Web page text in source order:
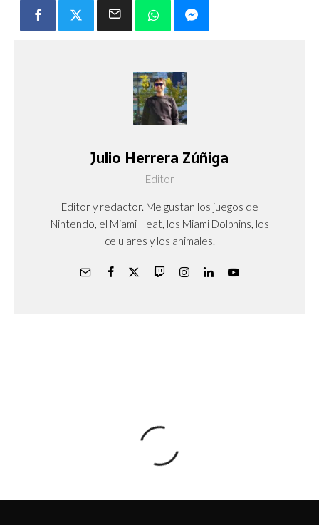
Julio Herrera Zúñiga
Editor
Editor y redactor. Me gustan los juegos de
Nintendo, el Miami Heat, los Miami Dolphins, los
celulares y los animales.